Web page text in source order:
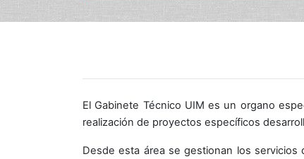
El Gabinete Técnico UIM es un organo
realización de proyectos específicos
Desde esta área se gestionan los